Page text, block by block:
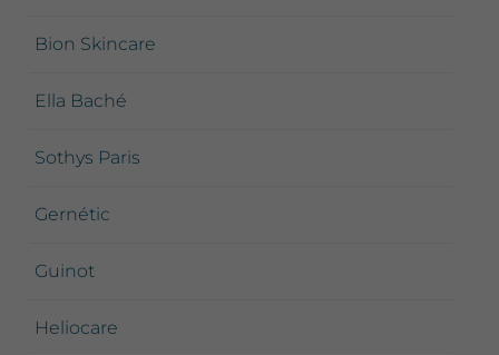
Bion Skincare
Ella Baché
Sothys Paris
Gernétic
Guinot
Heliocare